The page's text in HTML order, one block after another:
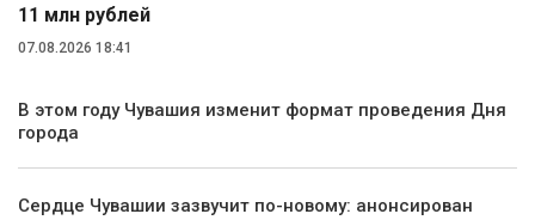
11 млн рублей
07.08.2026 18:41
В этом году Чувашия изменит формат проведения Дня
города
Сердце Чувашии зазвучит по-новому: анонсирован